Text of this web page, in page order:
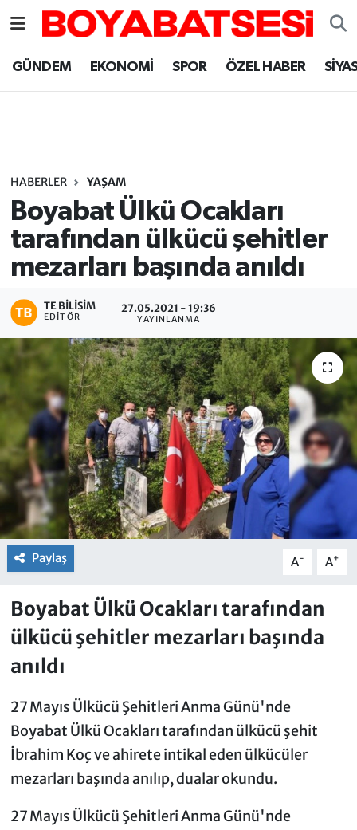
GÜNDEM EKONOMİ SPOR ÖZEL HABER
HABERLER YAŞAM
Boyabat Ülkü Ocakları
tarafından ülkücü şehitler
mezarları başında anıldı
TE BILISIM
EDITÖR
27.05.2021 - 19:36
YAYINLANMA
Paylaş A- A+
Boyabat Ülkü Ocakları tarafından
ülkücü şehitler mezarları başında
anıldı
27 Mayıs Ülkücü Şehitleri Anma Günü'nde
Boyabat Ülkü Ocakları tarafından ülkücü şehit
İbrahim Koç ve ahirete intikal eden ülkücüler
mezarları başında anılıp, dualar okundu.
27 Mayıs Ülkücü Şehitleri Anma Günü'nde
Sinop Nöbetçi Eczaneler
Sinop Trafik Yoğunluk Haritası
Süper Lig Puan Durumu ve Fikstür
Tüm Manşetler
Son Dakika Haberleri
Haber Arşivi